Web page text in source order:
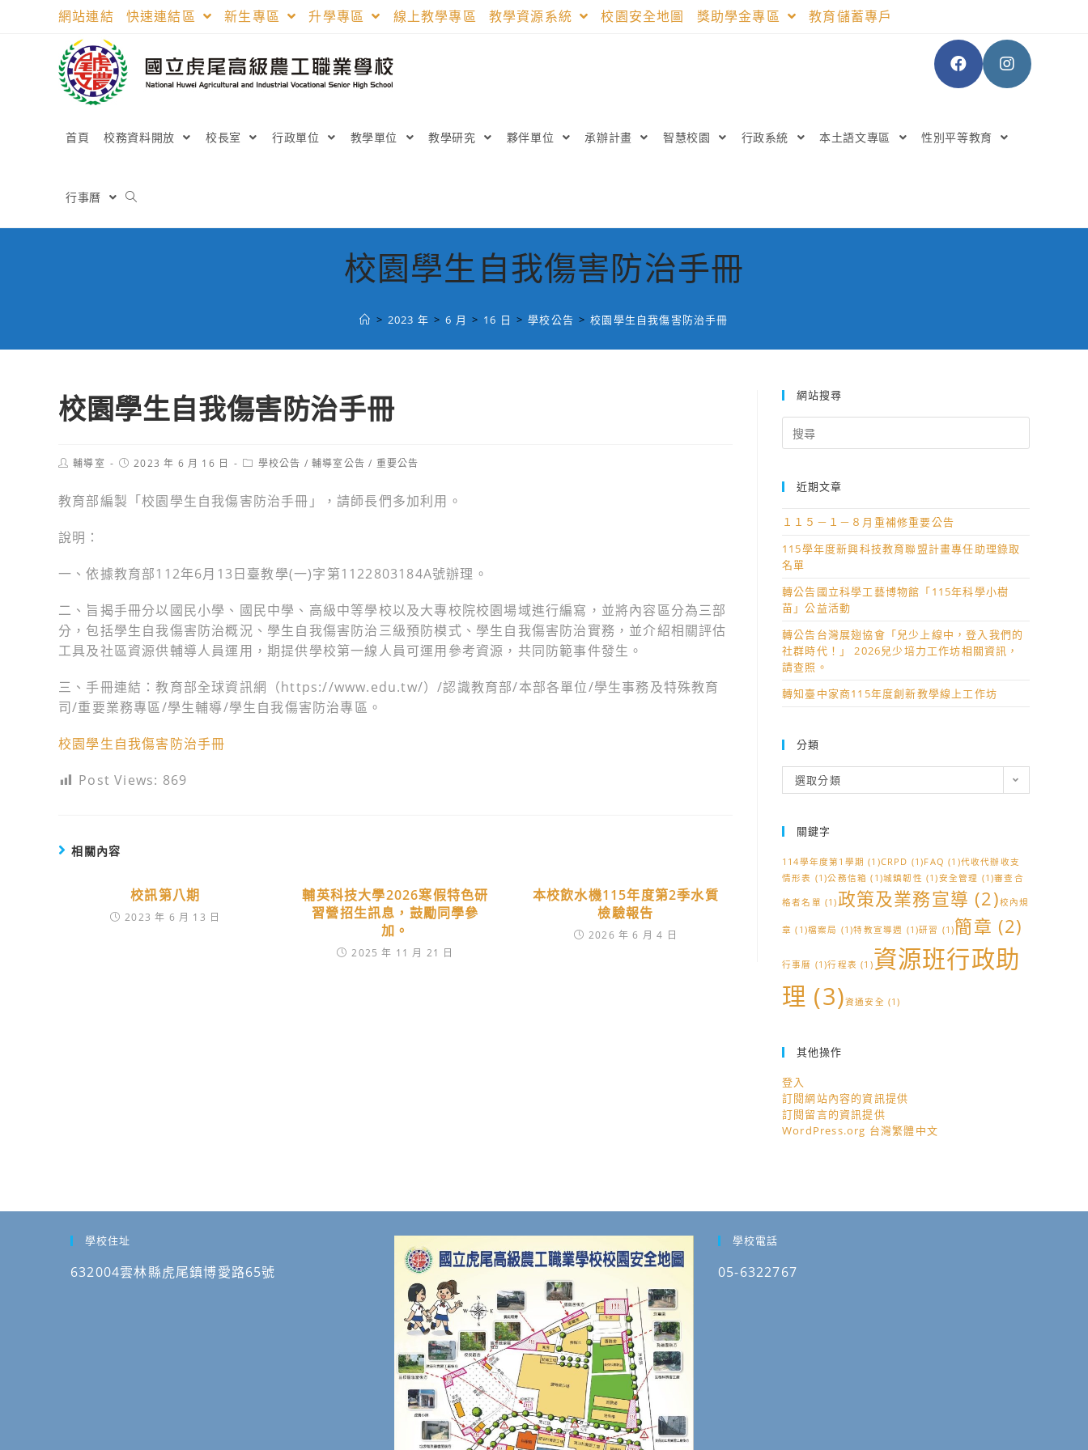
網站連結 快速連結區 新生專區 升學專區 線上教學專區 教學資源系統 校園安全地圖 獎助學金專區 教育儲蓄專戶
首頁 校務資料開放 校長室 行政單位 教學單位 教學研究 夥伴單位 承辦計畫 智慧校園 行政系統 本土語文專區 性別平等教育
行事曆
校園學生自我傷害防治手冊
> 2023 年 > 6 月 > 16 日 > 學校公告 > 校園學生自我傷害防治手冊
校園學生自我傷害防治手冊
Post輔導室
Post2023 年 6 月 16 日
Post學校公告 / 輔導室公告 / 重要公告
教育部編製「校園學生自我傷害防治手冊」，請師長們多加利用。
說明：
一、依據教育部112年6月13日臺教學(一)字第1122803184A號辦理。
二、旨揭手冊分以國民小學、國民中學、高級中等學校以及大專校院校園場域進行編寫，並將內容區分為三部
分，包括學生自我傷害防治概況、學生自我傷害防治三級預防模式、學生自我傷害防治實務，並介紹相關評估
工具及社區資源供輔導人員運用，期提供學校第一線人員可運用參考資源，共同防範事件發生。
三、手冊連結：教育部全球資訊網（https://www.edu.tw/）/認識教育部/本部各單位/學生事務及特殊教育
司/重要業務專區/學生輔導/學生自我傷害防治專區。
校園學生自我傷害防治手冊
Post Views: 869
相關內容
校訊第八期
2023 年 6 月 13 日
輔英科技大學2026寒假特色研
習營招生訊息，鼓勵同學參
加。
2025 年 11 月 21 日
本校飲水機115年度第2季水質
檢驗報告
2026 年 6 月 4 日
網站搜尋
for:
近期文章
１１５－１－８月重補修重要公告
115學年度新興科技教育聯盟計畫專任助理錄取
名單
轉公告國立科學工藝博物館「115年科學小樹
苗」公益活動
轉公告台灣展翅協會「兒少上線中，登入我們的
社群時代！」 2026兒少培力工作坊相關資訊，
請查照。
轉知臺中家商115年度創新教學線上工作坊
分類
類
選取分類
關鍵字
114學年度第1學期 (1)CRPD (1)FAQ (1)代收代辦收支
情形表 (1)公務信箱 (1)城鎮韌性 (1)安全管理 (1)審查合
格者名單 (1)政策及業務宣導 (2)校內規
章 (1)檔案局 (1)特教宣導週 (1)研習 (1)簡章 (2)
行事曆 (1)行程表 (1)資源班行政助
理 (3)資通安全 (1)
其他操作
登入
訂閱網站內容的資訊提供
訂閱留言的資訊提供
WordPress.org 台灣繁體中文
學校住址
632004雲林縣虎尾鎮博愛路65號
學校電話
05-6322767